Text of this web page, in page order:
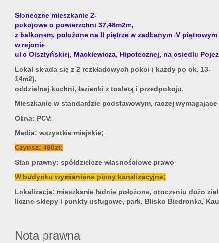
Słoneczne mieszkanie 2-
pokojowe o powierzchni 37,48m2m,
z balkonem, położone na II piętrze w zadbanym IV
w rejonie
ulic Olsztyńskiej, Mackiewicza, Hipotecznej, na osiedlu
Lokal składa się z 2 rozkładowych pokoi ( każdy po ok. 13-
14m2),
oddzielnej kuchni, łazienki z toaletą i przedpokoju.
Mieszkanie w standardzie podstawowym, raczej
Okna: PCV;
Media: wszystkie miejskie;
Czynsz: 480zł;
Stan prawny: spółdzielcze własnościowe prawo;
W budynku wymienione piony kanalizacyjne;
Lokalizacja: mieszkanie ładnie położone, otoczeniu dużo
liczne sklepy i punkty usługowe, park. Blisko Biedronka,
Nota prawna